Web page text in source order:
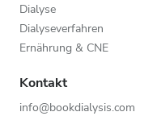
Dialyse
Dialyseverfahren
Ernährung & CNE
Kontakt
info@bookdialysis.com